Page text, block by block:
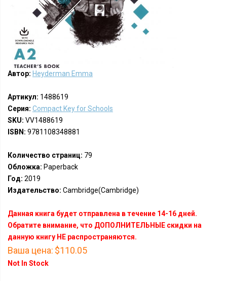
Автор: Heyderman Emma
Артикул: 1488619
Серия: Compact Key for Schools
SKU: VV1488619
ISBN: 9781108348881
Количество страниц: 79
Обложка: Paperback
Год: 2019
Издательство: Cambridge(Cambridge)
Данная книга будет отправлена в течение 14-16 дней.
Обратите внимание, что ДОПОЛНИТЕЛЬНЫЕ скидки на
данную книгу НЕ распространяются.
Ваша цена: $110.05
Not In Stock